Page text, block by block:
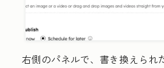
右側のパネルで、書き換えられ